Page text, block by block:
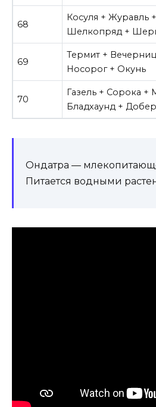
68
Косуля + Журавль
Шелкопряд +
69
Термит +
Носорог + Окунь
70
Газель + Сорока +
Бладхаунд +
Ондатра —
Питается водными